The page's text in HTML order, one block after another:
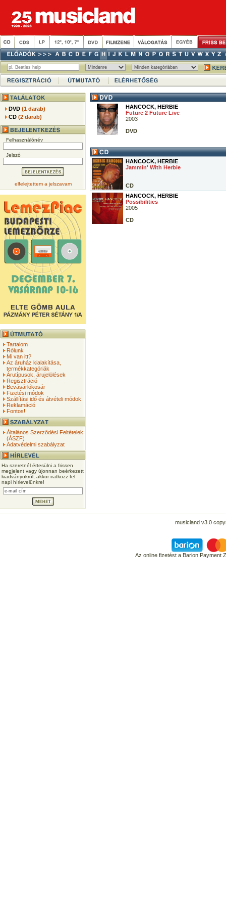
DVD(1 darab)
CD(2 darab)
Felhasználónév
Jelszó
elfelejtettem a jelszavam
Tartalom
Rólunk
Mi van itt?
Az áruház kialakítása,
termékkategóriák
Árutípusok, árujelölések
Regisztráció
Bevásárlókosár
Fizetési módok
Szállítási idő és átvételi módok
Reklamáció
Fontos!
Általános Szerződési Feltételek
(ÁSZF)
Adatvédelmi szabályzat
Ha szeretnél értesülni a frissen
megjelent vagy újonnan beérkezett
kiadványokról, akkor iratkozz fel
napi hírlevelünkre!
HANCOCK, HERBIE
Future 2 Future Live
2003
DVD
HANCOCK, HERBIE
Jammin' With Herbie
CD
HANCOCK, HERBIE
Possibilities
2005
CD
musicland v3.0
Az online fizetést a Barion Payment